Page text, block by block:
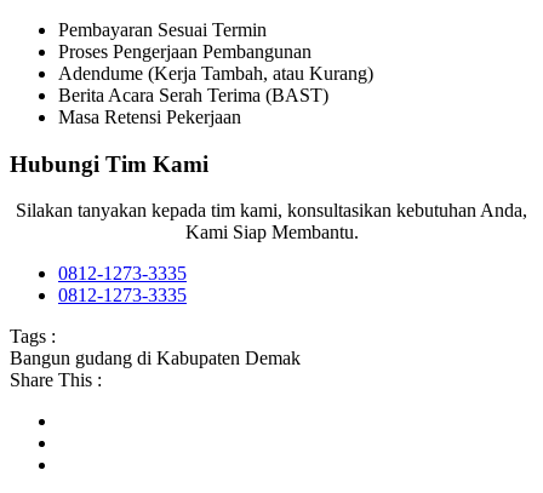
Pembayaran Sesuai Termin
Proses Pengerjaan Pembangunan
Adendume (Kerja Tambah, atau Kurang)
Berita Acara Serah Terima (BAST)
Masa Retensi Pekerjaan
Hubungi Tim Kami
Silakan tanyakan kepada tim kami, konsultasikan kebutuhan Anda,
Kami Siap Membantu.
0812-1273-3335
0812-1273-3335
Tags :
Bangun gudang di Kabupaten Demak
Share This :